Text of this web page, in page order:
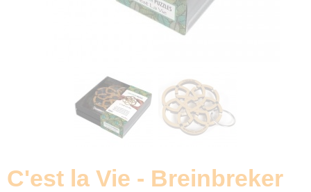
C'est la Vie - Breinbreker